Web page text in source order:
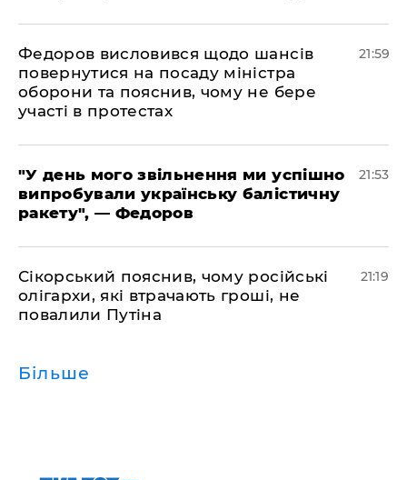
​Федоров висловився щодо шансів
повернутися на посаду міністра
оборони та пояснив, чому не бере
участі в протестах
21:59
​"У день мого звільнення ми успішно
випробували українську балістичну
ракету", — Федоров
21:53
​Сікорський пояснив, чому російські
олігархи, які втрачають гроші, не
повалили Путіна
21:19
Більше